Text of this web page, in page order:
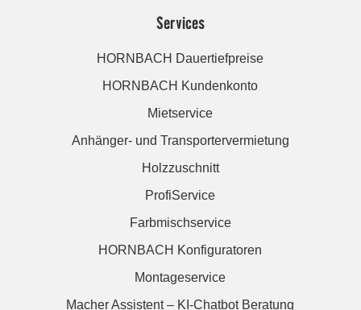
Services
HORNBACH Dauertiefpreise
HORNBACH Kundenkonto
Mietservice
Anhänger- und Transportervermietung
Holzzuschnitt
ProfiService
Farbmischservice
HORNBACH Konfiguratoren
Montageservice
Macher Assistent – KI-Chatbot Beratung